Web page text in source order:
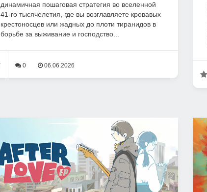
динамичная пошаговая стратегия во вселенной
41-го тысячелетия, где вы возглавляете кровавых
крестоносцев или жадных до плоти тиранидов в
борьбе за выживание и господство...
0 06.06.2026